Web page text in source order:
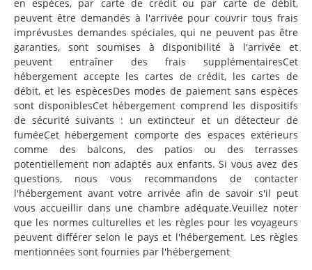
en espèces, par carte de crédit ou par carte de débit,
peuvent être demandés à l'arrivée pour couvrir tous frais
imprévusLes demandes spéciales, qui ne peuvent pas être
garanties, sont soumises à disponibilité à l'arrivée et
peuvent entraîner des frais supplémentairesCet
hébergement accepte les cartes de crédit, les cartes de
débit, et les espècesDes modes de paiement sans espèces
sont disponiblesCet hébergement comprend les dispositifs
de sécurité suivants : un extincteur et un détecteur de
fuméeCet hébergement comporte des espaces extérieurs
comme des balcons, des patios ou des terrasses
potentiellement non adaptés aux enfants. Si vous avez des
questions, nous vous recommandons de contacter
l'hébergement avant votre arrivée afin de savoir s'il peut
vous accueillir dans une chambre adéquate.Veuillez noter
que les normes culturelles et les règles pour les voyageurs
peuvent différer selon le pays et l'hébergement. Les règles
mentionnées sont fournies par l'hébergement